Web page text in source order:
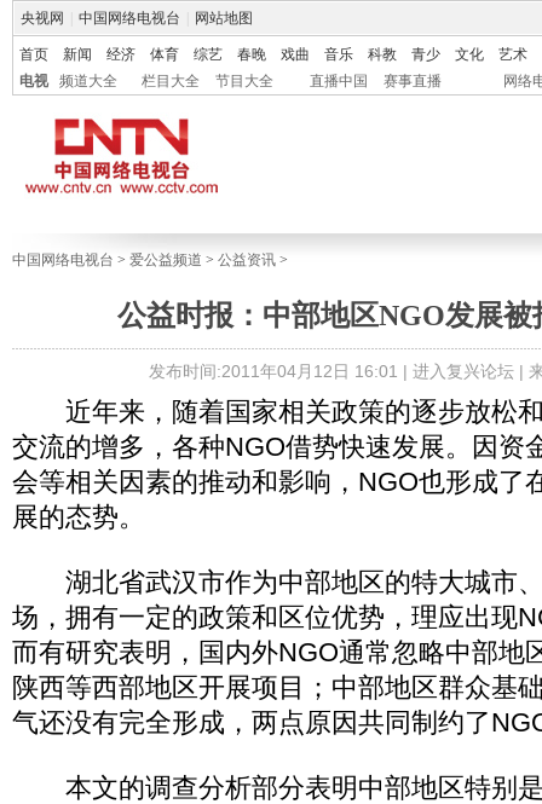
央视网 中国网络电视台 网站地图
首页 新闻 经济 体育 综艺 春晚 戏曲 音乐 科教 青少 文化
艺术
电视
频道大全 栏目大全 节目大全 直播中国 赛事直播 网络
中国网络电视台 > 爱公益频道 > 公益资讯 >
公益时报：中部地区NGO发展被
发布时间:2011年04月12日 16:01 | 进入复兴论坛|
近年来，随着国家相关政策的逐步放松
交流的增多，各种NGO借势快速发展。因资
会等相关因素的推动和影响，NGO也形成了
展的态势。
湖北省武汉市作为中部地区的特大城市、
场，拥有一定的政策和区位优势，理应出现
而有研究表明，国内外NGO通常忽略中部地
陕西等西部地区开展项目；中部地区群众基
气还没有完全形成，两点原因共同制约了
本文的调查分析部分表明中部地区特别